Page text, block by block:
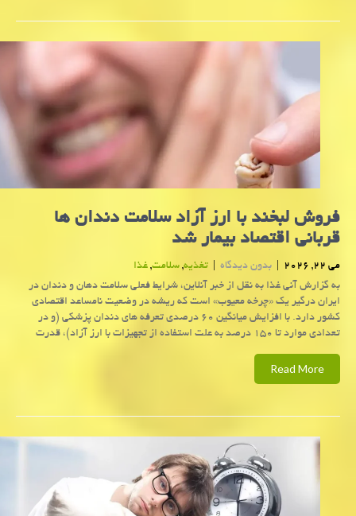
فروش لبخند با ارز آزاد سلامت دندان ها
قربانی اقتصاد بیمار شد
می 22, 2026 | بدون دیدگاه | تغذیه,سلامت,غذا
به گزارش آنی غذا به نقل از خبر آنلاین، شرایط فعلی سلامت دهان و دندان در
ایران درگیر یک «چرخه معیوب» است که ریشه در وضعیت نامساعد اقتصادی
کشور دارد. با افزایش میانگین ۶۰ درصدی تعرفه های دندان پزشکی (و در
تعدادی موارد تا ۱۵۰ درصد به علت استفاده از تجهیزات با ارز آزاد)، قدرت
Read More